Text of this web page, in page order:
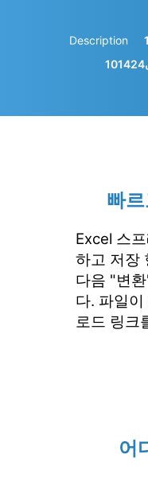
Description 1
101424
빠
Excel 스
하고 저장
다음 "변
다. 파일
로드 링크
어